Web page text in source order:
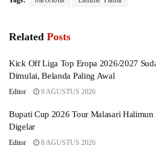
Related Posts
Kick Off Liga Top Eropa 2026/2027
Dimulai, Belanda Paling Awal
Editor 9 AGUSTUS 2026
Bupati Cup 2026 Tour Malasari Halimun
Digelar
Editor 8 AGUSTUS 2026